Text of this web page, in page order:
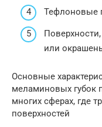
Тефлоновые
или
Основные
меламиновых губок
многих сферах, где
поверхностей